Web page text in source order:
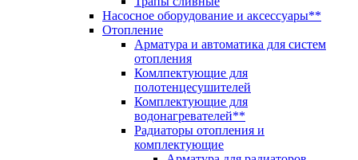
Насосное оборудование и аксессуары**
Отопление
Арматура и автоматика для систем
отопления
Комлпектующие для
полотенцесушителей
Комплектующие для
водонагревателей**
Радиаторы отопления и
комплектующие